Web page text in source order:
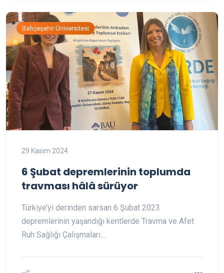
Bahçeşehir Üniversitesi
29 Kasım 2024
6 Şubat depremlerinin toplumda
travması hâlâ sürüyor
Türkiye’yi derinden sarsan 6 Şubat 2023
depremlerinin yaşandığı kentlerde Travma ve Afet
Ruh Sağlığı Çalışmaları…